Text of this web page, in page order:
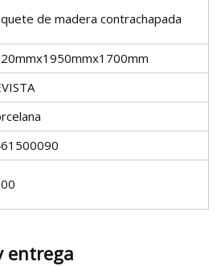
de madera contrachapada
entrega